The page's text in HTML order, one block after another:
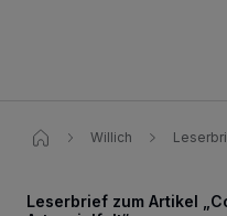
Willich
Leserbrief zum Artikel